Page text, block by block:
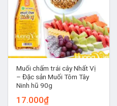
Muối chấm trái cây Nhất Vị
– Đặc sản Muối Tôm Tây
Ninh hũ 90g
17.000₫